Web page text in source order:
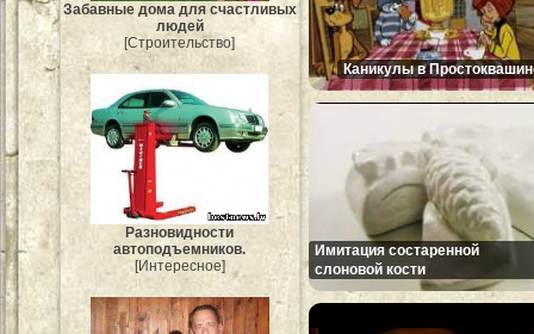
Забавные дома для счастливых
людей
[Строительство]
Разновидности
автоподъемников.
[Интересное]
Каникулы в
Имитация состаренной
слоновой кости